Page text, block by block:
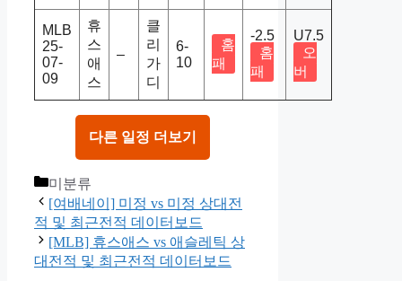
MLB
25-
07-
09
휴
스
애
스
–
클
리
가
디
6-
10
홈
패
-2.5
홈
패
U7.5
오
버
다른 일정 더보기
Categories
미분류
[여배네이] 미정 vs 미정 상대전
적 및 최근전적 데이터보드
[MLB] 휴스애스 vs 애슬레틱 상
대전적 및 최근전적 데이터보드